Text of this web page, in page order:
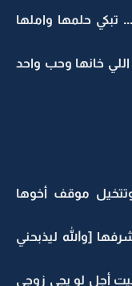
تبكي حلمها واملها
خانها وحب واحد
موقف أخوها
[والله ليذبحني
أجل لو يجي زوجي